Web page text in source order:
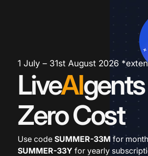
1 July – 31st August 2026
LiveAI
Zero Cost
Use code SUMMER-33M for
SUMMER-33Y for yearly